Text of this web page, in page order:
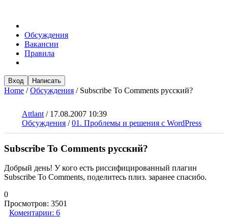
Обсуждения
Вакансии
Правила
Вход Написать
Home /Обсуждения / Subscribe To Comments русский?
Attlant / 17.08.2007 10:39
Обсуждения /01. Проблемы и решения с WordPress
Subscribe To Comments русский?
Добрый день! У кого есть риссифицированный плагин
Subscribe To Comments, поделитесь плиз. заранее спасибо.
0
Просмотров: 3501
Коментарии: 6